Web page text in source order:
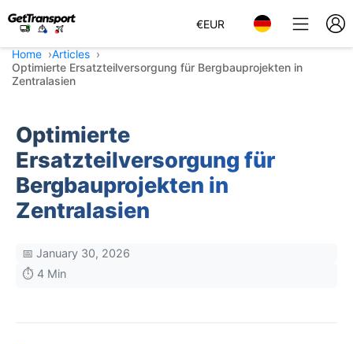
€EUR
Home
Articles
Optimierte Ersatzteilversorgung für Bergbauprojekten in
Zentralasien
Optimierte
Ersatzteilversorgung für
Bergbauprojekten in
Zentralasien
📅 January 30, 2026
⏱️ 4 Min